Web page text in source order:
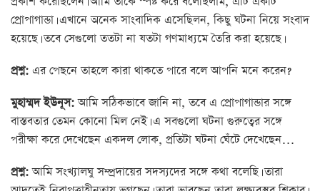
প্রোপাগান্ডা। এখানে অনেক সাংবাদিক এসেছিলন, কিছু ঘটনা নিয়ে সংবাদ
হয়েছে। তবে সেগুলো ততটা না যতটা গণমাধ্যমে তৈরি করা হয়েছে।
প্রশ্ন: এর পেছনে তাহলে কারা থাকতে পারে বলে আপনি মনে করেন?
মুহাম্মদ ইউনূস:আমি সঠিকভাবে জানি না, তবে এ প্রোপাগান্ডার সঙ্গে
বাস্তবতার তেমন কোনো মিল নেই। এ সবগুলো ঘটনা গুরুত্বের সঙ্গে
পরীক্ষা করে দেখেছেন একদল লোক, প্রতিটা ঘটনা ঘেঁটে দেখেছেন…
প্রশ্ন:আমি সংখ্যালঘু সম্প্রদায়ের সদস্যদের সঙ্গে কথা বলেছি। তারা